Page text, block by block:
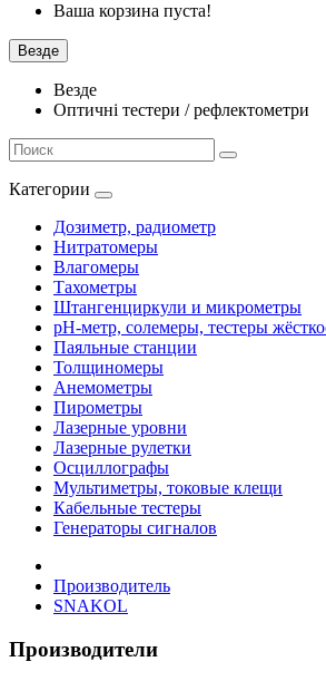
Ваша корзина пуста!
Везде
Везде
Оптичні тестери / рефлектометри
Категории
Дозиметр, радиометр
Нитратомеры
Влагомеры
Тахометры
Штангенциркули и микрометры
pH-метр, солемеры, тестеры
Паяльные станции
Толщиномеры
Анемометры
Пирометры
Лазерные уровни
Лазерные рулетки
Осциллографы
Мультиметры, токовые клещи
Кабельные тестеры
Генераторы сигналов
Производитель
SNAKOL
Производители